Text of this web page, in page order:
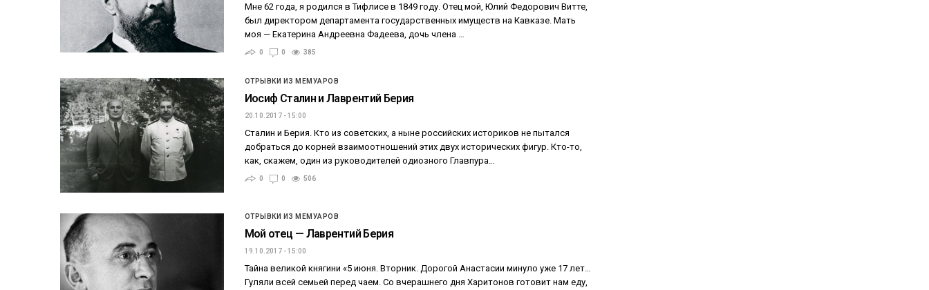
Mне 62 года, я родился в Тифлисе в 1849 году. Отец мой, Юлий Федорович Витте,
был директором департамента государственных имуществ на Кавказе. Мать
моя — Екатерина Андреевна Фадеева, дочь члена …
0 0 385
ОТРЫВКИ ИЗ МЕМУАРОВ
Иосиф Сталин и Лаврентий Берия
20.10.2017 - 15:00
Сталин и Берия. Кто из советских, а ныне российских историков не пытался
добраться до корней взаимоотношений этих двух исторических фигур. Кто-то,
как, скажем, один из руководителей одиозного Главпура…
0 0 506
ОТРЫВКИ ИЗ МЕМУАРОВ
Мой отец — Лаврентий Берия
19.10.2017 - 15:00
Тайна великой княгини «5 июня. Вторник. Дорогой Анастасии минуло уже 17 лет…
Гуляли всей семьей перед чаем. Со вчерашнего дня Харитонов готовит нам еду,